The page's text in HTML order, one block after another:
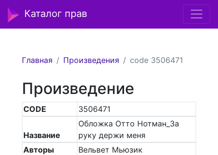
Каталог прав
Главная Произведения code 3506471
Произведение
CODE 3506471
Название
Обложка Отто Нотман_За
руку держи меня
Авторы
Вельвет Мьюзик